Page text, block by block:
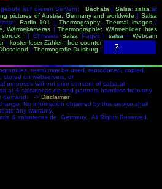
auf diesen Servern: Bachata | Salsa:salsa .at
pictures of Austria, Germany and worldwide |Salsa
Radio 101 |Thermography: Thermal images/
Wärmekameras | Thermographie: Wärmebilder Ihres
| Chrissies Salsa Pages |salsa |Webcam
| kostenloser Zähler - free counter
| Thermografie Duisburg |
texts) may be used, reproduced, copied,
stored on webservers, or
purposes without prior consent of salsa.at
& salsatecas.de and partners harmless from any
demand. -> Disclaimer
No information obtained by this service shall
any warranty.
& salsatecas.de, Germany . All Rights Reserved.